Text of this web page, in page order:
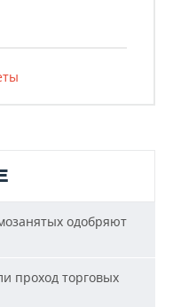
одобряют
проход торговых